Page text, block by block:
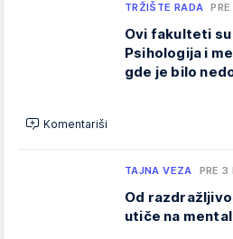
TRŽIŠTE RADA
Ovi fakulteti
Psihologija i
gde je bilo
Komentariši
TAJNA VEZA PRE 3
Od
utiče na